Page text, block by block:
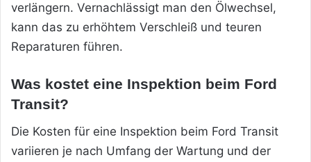
verlängern. Vernachlässigt man den Ölwechsel,
kann das zu erhöhtem Verschleiß und teuren
Reparaturen führen.
Was kostet eine Inspektion beim Ford
Transit?
Die Kosten für eine Inspektion beim Ford Transit
variieren je nach Umfang der Wartung und der